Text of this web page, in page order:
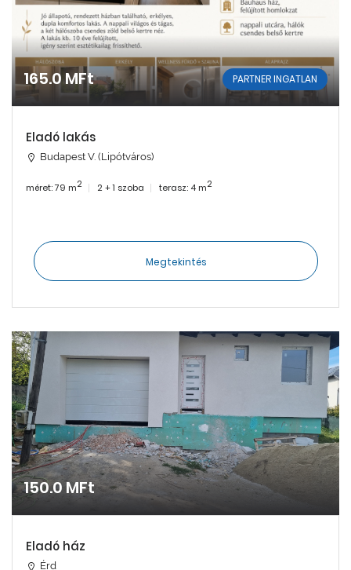
165.0 MFt PARTNER INGATLAN
Eladó lakás
Budapest V. (Lipótváros)
méret: 79 m2 2 + 1 szoba terasz: 4 m2
Megtekintés
150.0 MFt
Eladó ház
Érd